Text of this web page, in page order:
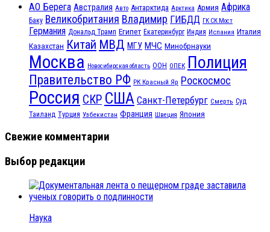
АО Берега Австралия Авто Антарктида Арктика Армия Африка
Баку Великобритания Владимир ГИБДД ГК СК Мост
Германия Дональд Трамп Египет Екатеринбург Индия Испания Италия
Казахстан Китай МВД МГУ МЧС Минобрнауки
Москва Новосибирская область ООН ОПЕК Полиция
Правительство РФ РК Красный Яр Роскосмос
Россия СКР США Санкт-Петербург Смерть Суд
Таиланд Турция Узбекистан Франция Швеция Япония
Свежие комментарии
Выбор редакции
Наука